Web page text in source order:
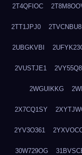
2T4QFIOC
2TT1JPJ0 2TVCNBU8
2UBGKVBI
2VUSTJE1
2WGUIKKG
2X7CQ1SY
2YV3O361
30W729OG